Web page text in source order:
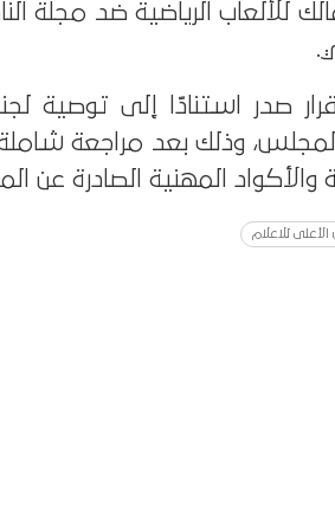
للألعاب الرياضية ضد مجلة
صدر استنادًا إلى توصية
وذلك بعد مراجعة
والأكواد المهنية الصادرة عن
الأعلى للاعلام